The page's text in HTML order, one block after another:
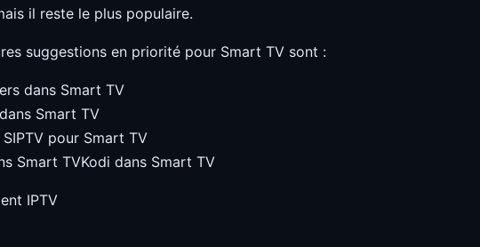
il reste le plus populaire.
suggestions en priorité pour Smart TV sont :
dans Smart TV
Smart TV
pour Smart TV
Smart TVKodi dans Smart TV